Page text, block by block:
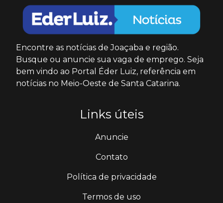
Encontre as notícias de Joaçaba e região.
Busque ou anuncie sua vaga de emprego. Seja
bem vindo ao Portal Éder Luiz, referência em
notícias no Meio-Oeste de Santa Catarina.
Links úteis
Anuncie
Contato
Política de privacidade
Termos de uso